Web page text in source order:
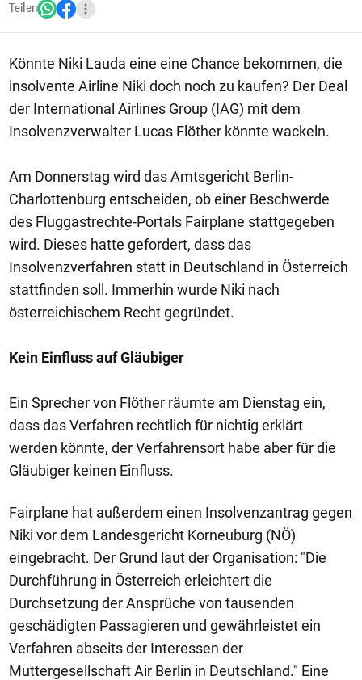
Teilen
Könnte Niki Lauda eine eine Chance bekommen, die
insolvente Airline Niki doch noch zu kaufen? Der Deal
der International Airlines Group (IAG) mit dem
Insolvenzverwalter Lucas Flöther könnte wackeln.
Am Donnerstag wird das Amtsgericht Berlin-
Charlottenburg entscheiden, ob einer Beschwerde
des Fluggastrechte-Portals Fairplane stattgegeben
wird. Dieses hatte gefordert, dass das
Insolvenzverfahren statt in Deutschland in Österreich
stattfinden soll. Immerhin wurde Niki nach
österreichischem Recht gegründet.
Kein Einfluss auf Gläubiger
Ein Sprecher von Flöther räumte am Dienstag ein,
dass das Verfahren rechtlich für nichtig erklärt
werden könnte, der Verfahrensort habe aber für die
Gläubiger keinen Einfluss.
Fairplane hat außerdem einen Insolvenzantrag gegen
Niki vor dem Landesgericht Korneuburg (NÖ)
eingebracht. Der Grund laut der Organisation: "Die
Durchführung in Österreich erleichtert die
Durchsetzung der Ansprüche von tausenden
geschädigten Passagieren und gewährleistet ein
Verfahren abseits der Interessen der
Muttergesellschaft Air Berlin in Deutschland." Eine